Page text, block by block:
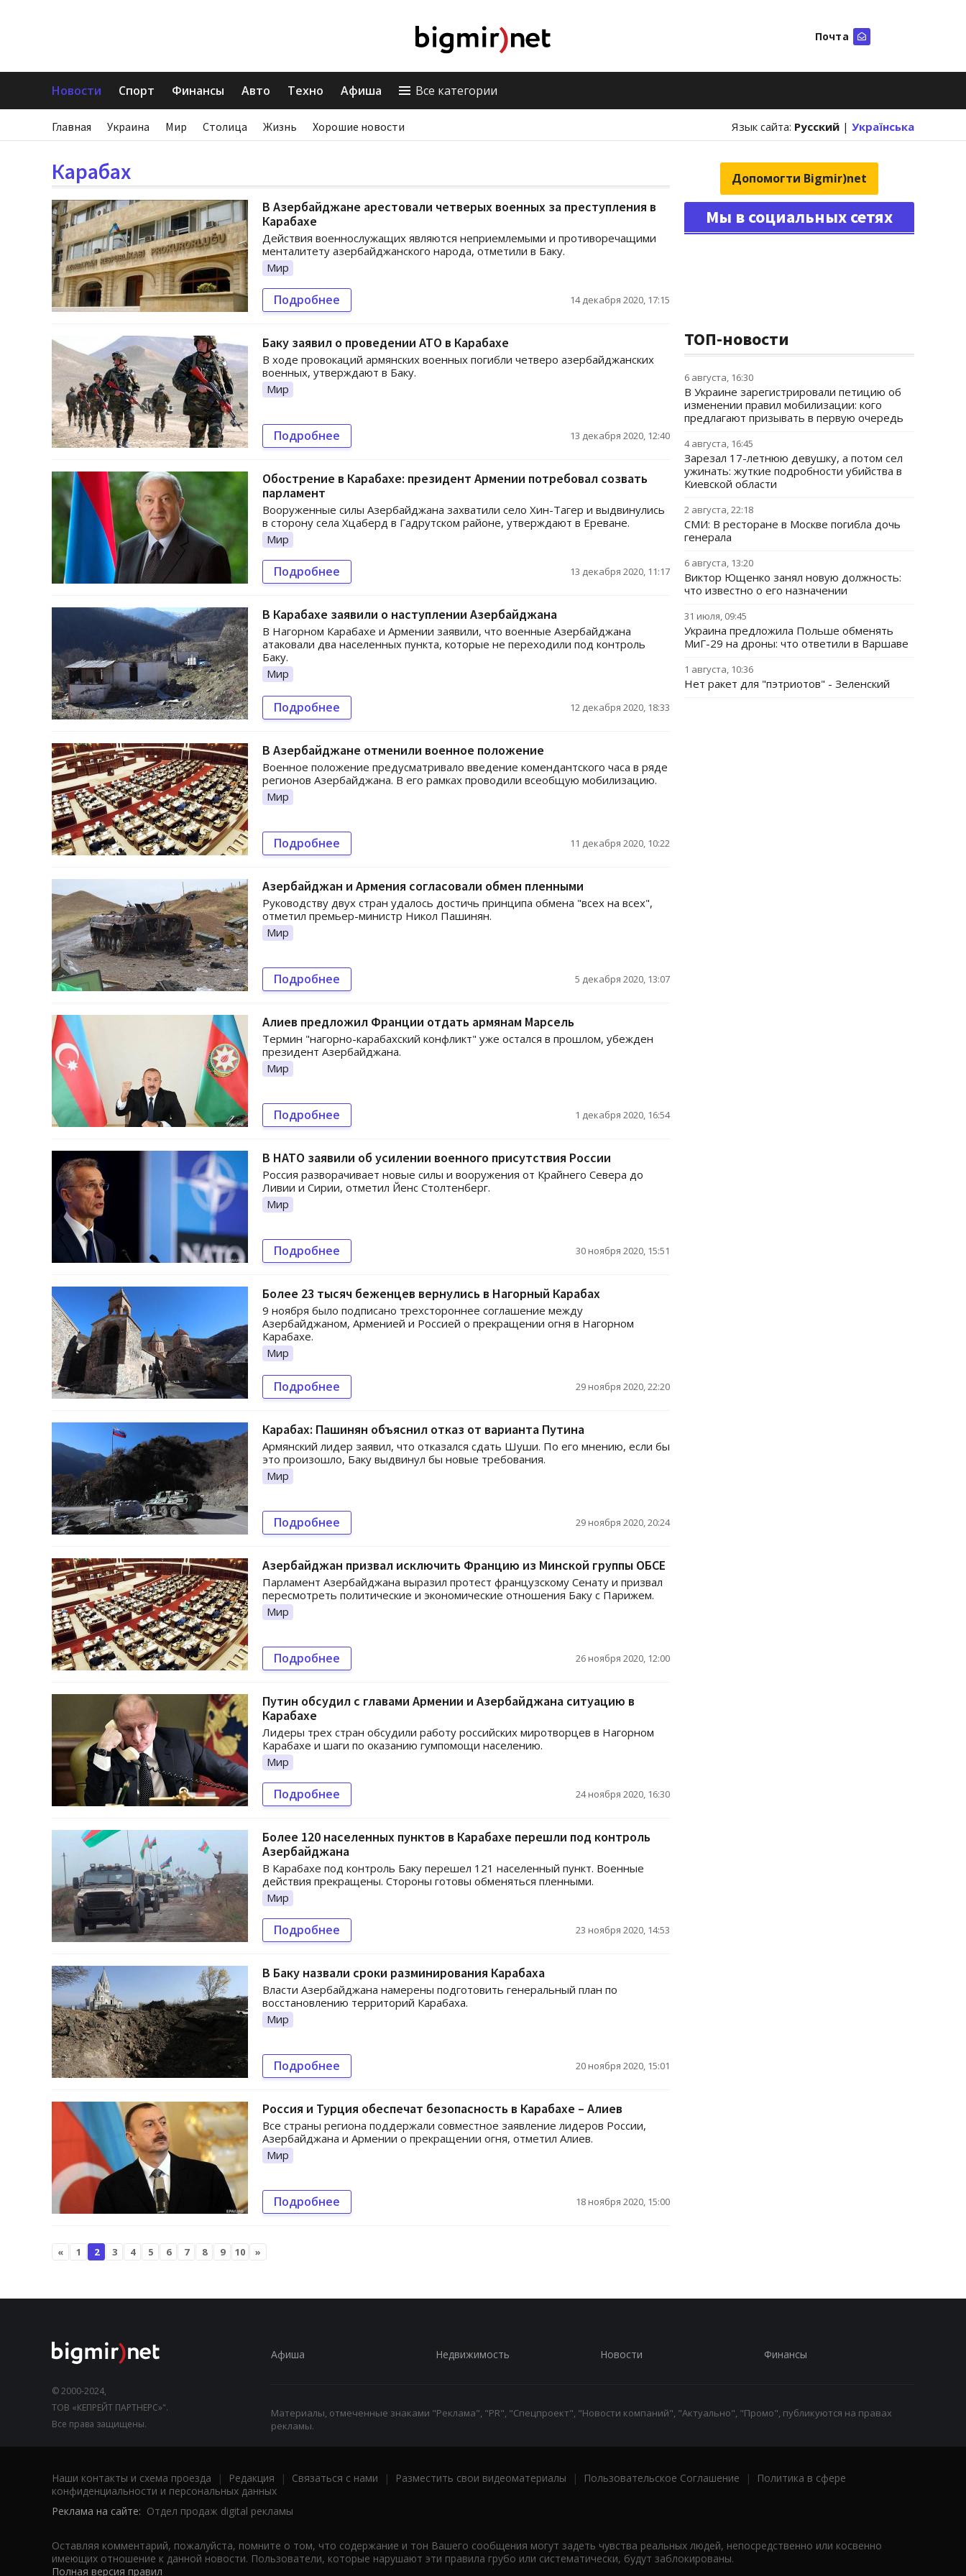
Почта
Новости Спорт Финансы Авто Техно Афиша Все категории
Главная Украина Мир Столица Жизнь Хорошие новости Язык сайта: Русский | Українська
Карабах
В Азербайджане арестовали четверых военных за преступления в
Карабахе
Действия военнослужащих являются неприемлемыми и противоречащими
менталитету азербайджанского народа, отметили в Баку.
Мир
Подробнее 14 декабря 2020, 17:15
Баку заявил о проведении АТО в Карабахе
В ходе провокаций армянских военных погибли четверо азербайджанских
военных, утверждают в Баку.
Мир
Подробнее 13 декабря 2020, 12:40
Обострение в Карабахе: президент Армении потребовал созвать
парламент
Вооруженные силы Азербайджана захватили село Хин-Тагер и выдвинулись
в сторону села Хцаберд в Гадрутском районе, утверждают в Ереване.
Мир
Подробнее 13 декабря 2020, 11:17
В Карабахе заявили о наступлении Азербайджана
В Нагорном Карабахе и Армении заявили, что военные Азербайджана
атаковали два населенных пункта, которые не переходили под контроль
Баку.
Мир
Подробнее 12 декабря 2020, 18:33
В Азербайджане отменили военное положение
Военное положение предусматривало введение комендантского часа в ряде
регионов Азербайджана. В его рамках проводили всеобщую мобилизацию.
Мир
Подробнее 11 декабря 2020, 10:22
Азербайджан и Армения согласовали обмен пленными
Руководству двух стран удалось достичь принципа обмена "всех на всех",
отметил премьер-министр Никол Пашинян.
Мир
Подробнее 5 декабря 2020, 13:07
Алиев предложил Франции отдать армянам Марсель
Термин "нагорно-карабахский конфликт" уже остался в прошлом, убежден
президент Азербайджана.
Мир
Подробнее 1 декабря 2020, 16:54
В НАТО заявили об усилении военного присутствия России
Россия разворачивает новые силы и вооружения от Крайнего Севера до
Ливии и Сирии, отметил Йенс Столтенберг.
Мир
Подробнее 30 ноября 2020, 15:51
Более 23 тысяч беженцев вернулись в Нагорный Карабах
9 ноября было подписано трехстороннее соглашение между
Азербайджаном, Арменией и Россией о прекращении огня в Нагорном
Карабахе.
Мир
Подробнее 29 ноября 2020, 22:20
Карабах: Пашинян объяснил отказ от варианта Путина
Армянский лидер заявил, что отказался сдать Шуши. По его мнению, если бы
это произошло, Баку выдвинул бы новые требования.
Мир
Подробнее 29 ноября 2020, 20:24
Азербайджан призвал исключить Францию из Минской группы ОБСЕ
Парламент Азербайджана выразил протест французскому Сенату и призвал
пересмотреть политические и экономические отношения Баку с Парижем.
Мир
Подробнее 26 ноября 2020, 12:00
Путин обсудил с главами Армении и Азербайджана ситуацию в
Карабахе
Лидеры трех стран обсудили работу российских миротворцев в Нагорном
Карабахе и шаги по оказанию гумпомощи населению.
Мир
Подробнее 24 ноября 2020, 16:30
Более 120 населенных пунктов в Карабахе перешли под контроль
Азербайджана
В Карабахе под контроль Баку перешел 121 населенный пункт. Военные
действия прекращены. Стороны готовы обменяться пленными.
Мир
Подробнее 23 ноября 2020, 14:53
В Баку назвали сроки разминирования Карабаха
Власти Азербайджана намерены подготовить генеральный план по
восстановлению территорий Карабаха.
Мир
Подробнее 20 ноября 2020, 15:01
Россия и Турция обеспечат безопасность в Карабахе – Алиев
Все страны региона поддержали совместное заявление лидеров России,
Азербайджана и Армении о прекращении огня, отметил Алиев.
Мир
Подробнее 18 ноября 2020, 15:00
« 1 2 3 4 5 6 7 8 9 10 »
Допомогти Bigmir)net
Мы в социальных сетях
ТОП-новости
6 августа, 16:30
В Украине зарегистрировали петицию об
изменении правил мобилизации: кого
предлагают призывать в первую очередь
4 августа, 16:45
Зарезал 17-летнюю девушку, а потом сел
ужинать: жуткие подробности убийства в
Киевской области
2 августа, 22:18
СМИ: В ресторане в Москве погибла дочь
генерала
6 августа, 13:20
Виктор Ющенко занял новую должность:
что известно о его назначении
31 июля, 09:45
Украина предложила Польше обменять
МиГ-29 на дроны: что ответили в Варшаве
1 августа, 10:36
Нет ракет для "пэтриотов" - Зеленский
© 2000-2024,
ТОВ «КЕПРЕЙТ ПАРТНЕРС»".
Все права защищены.
Афиша Недвижимость Новости Финансы
Материалы, отмеченные знаками "Реклама", "PR", "Спецпроект", "Новости компаний", "Актуально", "Промо", публикуются на правах
рекламы.
Наши контакты и схема проезда | Редакция | Связаться с нами | Разместить свои видеоматериалы | Пользовательское Соглашение |
Политика в сфере
конфиденциальности и персональных данных
Реклама на сайте: Отдел продаж digital рекламы
Оставляя комментарий, пожалуйста, помните о том, что содержание и тон Вашего сообщения могут задеть чувства реальных людей, непосредственно или косвенно
имеющих отношение к данной новости. Пользователи, которые нарушают эти правила грубо или систематически, будут заблокированы.
Полная версия правил